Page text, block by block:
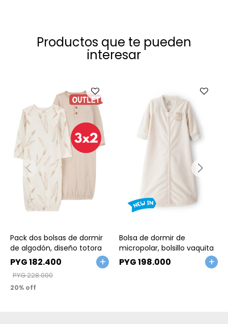
Productos que te pueden
interesar
Pack dos bolsas de dormir
de algodón, diseño totora
PYG182.400
PYG228.000
20
Bolsa de dormir de
micropolar, bolsillo vaquita
PYG198.000